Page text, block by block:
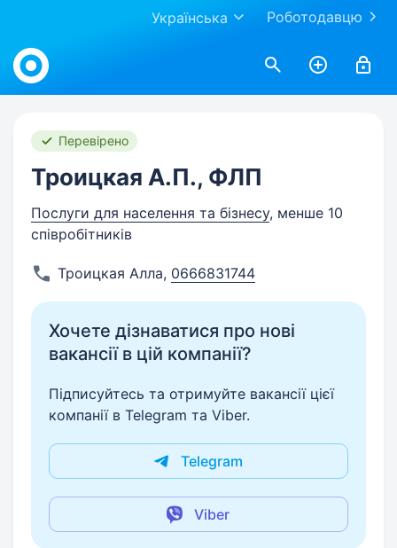
Роботодавцю
Українська
Work.ua
Перевірено
Троицкая А.П., ФЛП
Послуги для населення та бізнесу, менше 10
співробітників
Троицкая Алла, 0666831744
Хочете дізнаватися про нові
вакансії в цій компанії?
Підписуйтесь та отримуйте вакансії цієї
компанії в Telegram та Viber.
Telegram
Viber